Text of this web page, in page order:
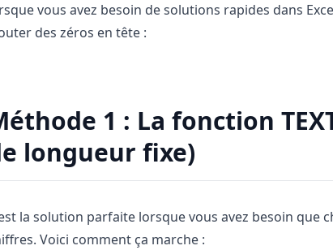
Projet
Gérez jalons, responsables, livrables et
Tableaux de bord, revues KPI et analyses
récurrentes.
Communauté
Participez aux échanges, posez vos
Prise en main rapide pour les nouveaux
utilisateurs et équipes.
vous avez besoin de solutions rapides dans
des zéros en tête :
1 : La fonction
longueur fixe)
la solution parfaite lorsque vous avez besoin que
Voici comment ça marche :